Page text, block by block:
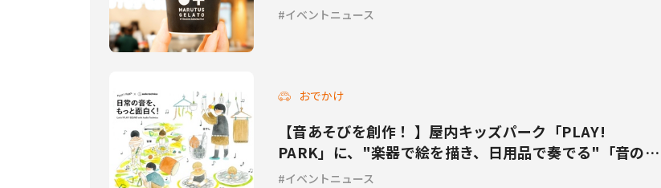
イベントニュース
おでかけ
【音あそびを創作！ 】屋内キッズパーク「PLAY!
PARK」に、"楽器で絵を描き、日用品で奏でる"「音の空
間」が出現！
イベントニュース